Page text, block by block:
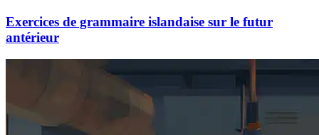
Exercices de grammaire islandaise sur le futur
antérieur